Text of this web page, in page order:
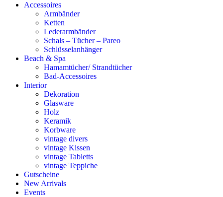
Accessoires
Armbänder
Ketten
Lederarmbänder
Schals – Tücher – Pareo
Schlüsselanhänger
Beach & Spa
Hamamtücher/ Strandtücher
Bad-Accessoires
Interior
Dekoration
Glasware
Holz
Keramik
Korbware
vintage divers
vintage Kissen
vintage Tabletts
vintage Teppiche
Gutscheine
New Arrivals
Events